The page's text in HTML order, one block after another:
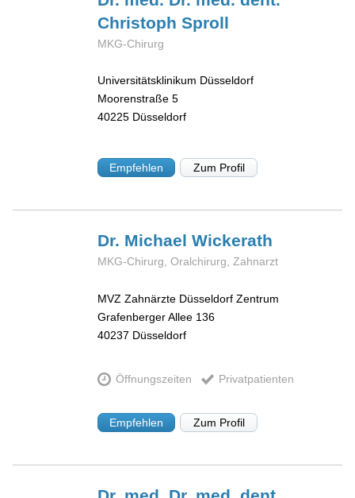
ChristophSproll
MKG-Chirurg
Universitätsklinikum Düsseldorf
Moorenstraße 5
40225 Düsseldorf
Empfehlen Zum Profil
Dr. MichaelWickerath
MKG-Chirurg, Oralchirurg, Zahnarzt
MVZ Zahnärzte Düsseldorf Zentrum
Grafenberger Allee 136
40237 Düsseldorf
Öffnungszeiten Privatpatienten
Empfehlen Zum Profil